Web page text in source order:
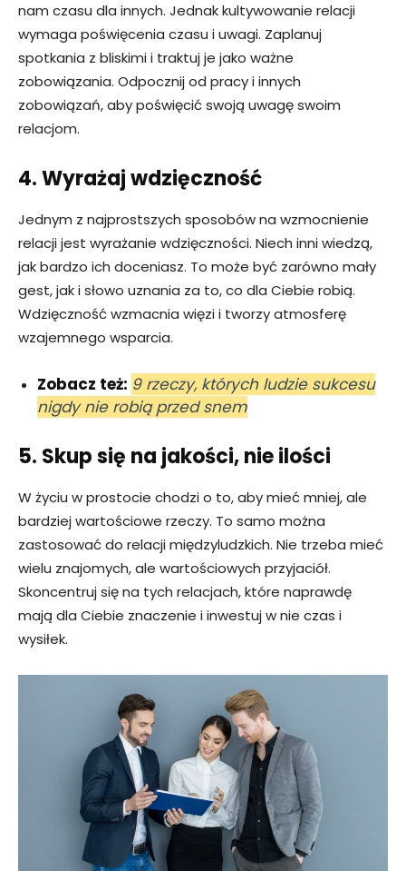
nam czasu dla innych. Jednak kultywowanie relacji
wymaga poświęcenia czasu i uwagi. Zaplanuj
spotkania z bliskimi i traktuj je jako ważne
zobowiązania. Odpocznij od pracy i innych
zobowiązań, aby poświęcić swoją uwagę swoim
relacjom.
4. Wyrażaj wdzięczność
Jednym z najprostszych sposobów na wzmocnienie
relacji jest wyrażanie wdzięczności. Niech inni wiedzą,
jak bardzo ich doceniasz. To może być zarówno mały
gest, jak i słowo uznania za to, co dla Ciebie robią.
Wdzięczność wzmacnia więzi i tworzy atmosferę
wzajemnego wsparcia.
Zobacz też: 9 rzeczy, których ludzie sukcesu
nigdy nie robią przed snem
5. Skup się na jakości, nie ilości
W życiu w prostocie chodzi o to, aby mieć mniej, ale
bardziej wartościowe rzeczy. To samo można
zastosować do relacji międzyludzkich. Nie trzeba mieć
wielu znajomych, ale wartościowych przyjaciół.
Skoncentruj się na tych relacjach, które naprawdę
mają dla Ciebie znaczenie i inwestuj w nie czas i
wysiłek.